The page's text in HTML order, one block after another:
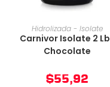
AÑADIR AL
Hidrolizada - Isolate
Carnivor Isolate 2
Chocolate
$55,92